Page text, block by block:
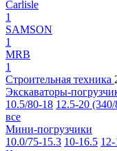
Carlisle
1
SAMSON
1
MRB
1
Строительная техника
Экскаваторы-
10.5/80-18 12.5-20
все
Мини-погрузчики
10.0/75-15.3 10-16.5